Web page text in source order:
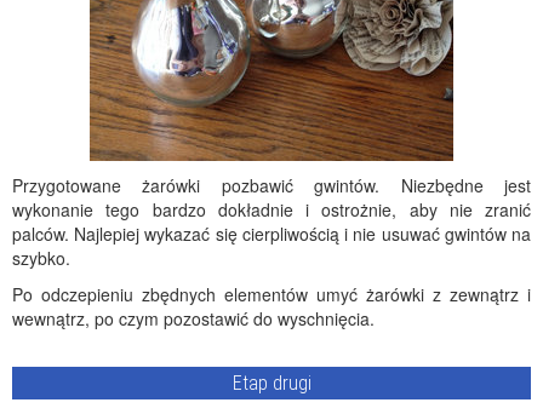
Przygotowane żarówki pozbawić gwintów. Niezbędne jest
wykonanie tego bardzo dokładnie i ostrożnie, aby nie zranić
palców. Najlepiej wykazać się cierpliwością i nie usuwać gwintów na
szybko.
Po odczepieniu zbędnych elementów umyć żarówki z zewnątrz i
wewnątrz, po czym pozostawić do wyschnięcia.
Etap drugi